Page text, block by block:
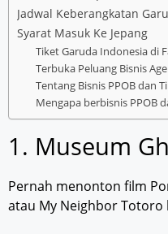
Jadwal Keberangkatan
Syarat Masuk Ke Jepang
Tiket Garuda Indonesia di
Terbuka Peluang Bisnis
Tentang Bisnis PPOB dan
Mengapa berbisnis PPOB
1. Museum
Pernah menonton film
atau My Neighbor Totoro